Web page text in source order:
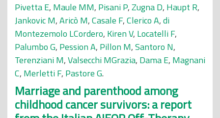
Pivetta E, Maule MM, Pisani P,Zugna D, Haupt R,
Jankovic M,Aricò M,Casale F,Clerico A,di
Montezemolo LCordero, Kiren V, Locatelli F,
Palumbo G, Pession A, Pillon M,Santoro N,
Terenziani M,Valsecchi MGrazia, Dama E, Magnani
C, Merletti F, Pastore G.
Marriage and parenthood among
childhood cancer survivors: a report